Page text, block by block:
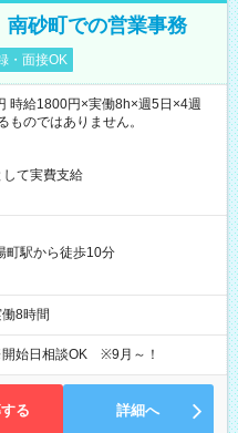
南砂町での営業事務
・面接OK
給1800円×実働8h×週5日×4週
のではありません。
て実費支給
町駅から徒歩10分
8時間
始日相談OK ※9月～！
る 詳細へ